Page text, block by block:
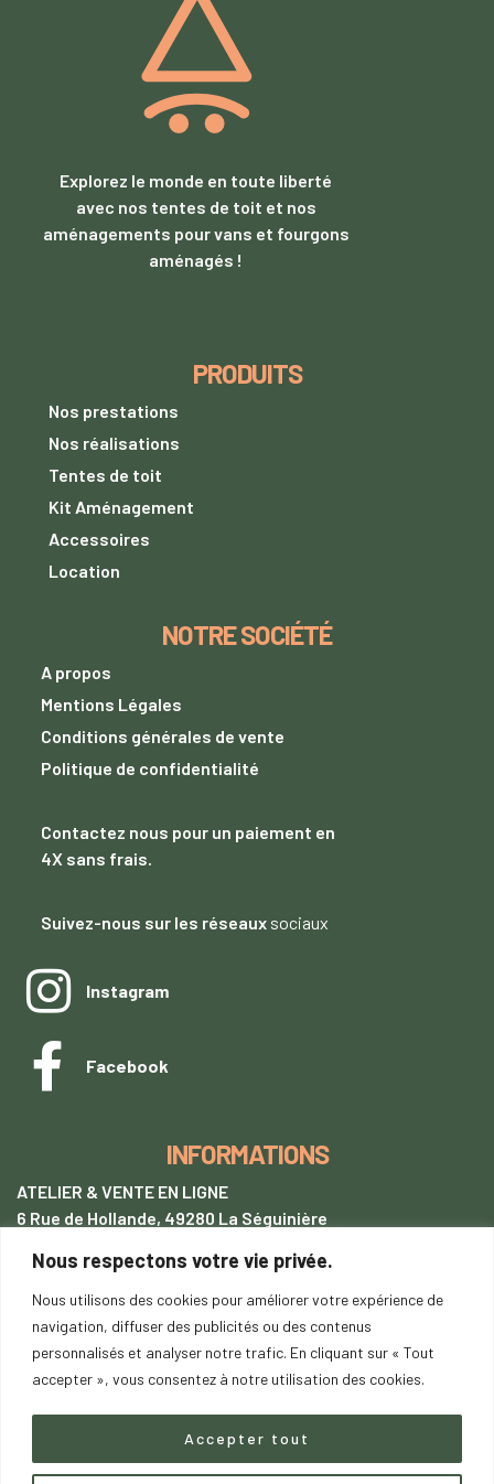
Nous respectons votre vie privée.
Nous utilisons des cookies pour améliorer votre expérience de
navigation, diffuser des publicités ou des contenus
personnalisés et analyser notre trafic. En cliquant sur « Tout
accepter », vous consentez à notre utilisation des cookies.
Accepter tout
Explorez le monde en toute liberté
avec nos tentes de toit et nos
aménagements pour vans et fourgons
aménagés !
PRODUITS
Nos prestations
Nos réalisations
Tentes de toit
Kit Aménagement
Accessoires
Location
NOTRE SOCIÉTÉ
A propos
Mentions Légales
Conditions générales de vente
Politique de confidentialité
Contactez nous pour un paiement en
4X sans frais.
Suivez-nous sur les réseaux sociaux
Instagram
Facebook
INFORMATIONS
ATELIER & VENTE EN LIGNE
6 Rue de Hollande, 49280 La Séguinière
+33 (0)7 62 28 54 94
tentetoit@gmail.com
Lundiau samedi : 9h00-18h00
SUR RENDEZ-VOUS
Copyright © 2023saDesign.fr– Tous droits réservés –